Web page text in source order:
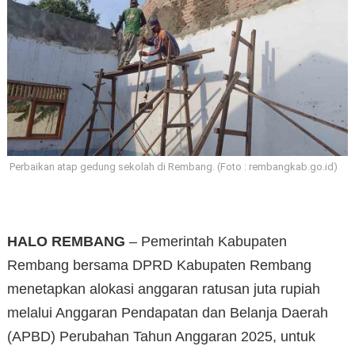
Perbaikan atap gedung sekolah di Rembang. (Foto : rembangkab.go.id)
HALO REMBANG – Pemerintah Kabupaten
Rembang bersama DPRD Kabupaten Rembang
menetapkan alokasi anggaran ratusan juta rupiah
melalui Anggaran Pendapatan dan Belanja Daerah
(APBD) Perubahan Tahun Anggaran 2025, untuk